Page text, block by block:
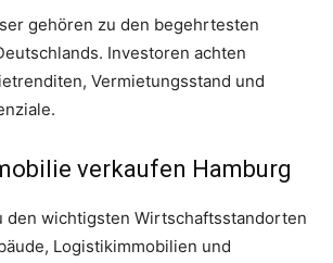
gehören zu den begehrtesten
Investoren achten
Vermietungsstand und
verkaufen Hamburg
den wichtigsten Wirtschaftsstandorten
Logistikimmobilien und